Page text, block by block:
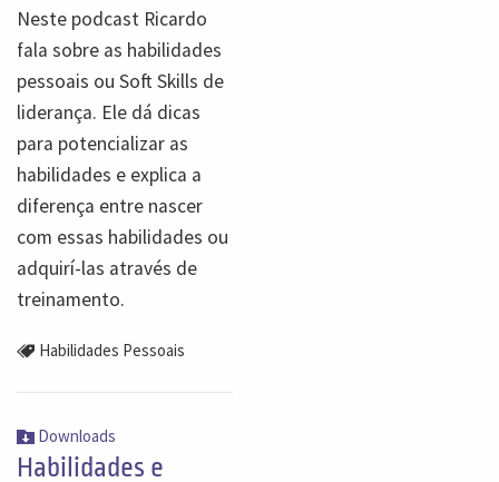
Neste podcast Ricardo
fala sobre as habilidades
pessoais ou Soft Skills de
liderança. Ele dá dicas
para potencializar as
habilidades e explica a
diferença entre nascer
com essas habilidades ou
adquirí-las através de
treinamento.
Habilidades Pessoais
Downloads
Habilidades e